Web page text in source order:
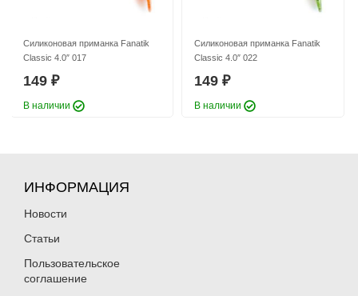
Силиконовая приманка Fanatik
Classic 4.0″ 017
149 ₽
В наличии
Силиконовая приманка Fanatik
Classic 4.0″ 022
149 ₽
В наличии
ИНФОРМАЦИЯ
Новости
Статьи
Пользовательское
соглашение